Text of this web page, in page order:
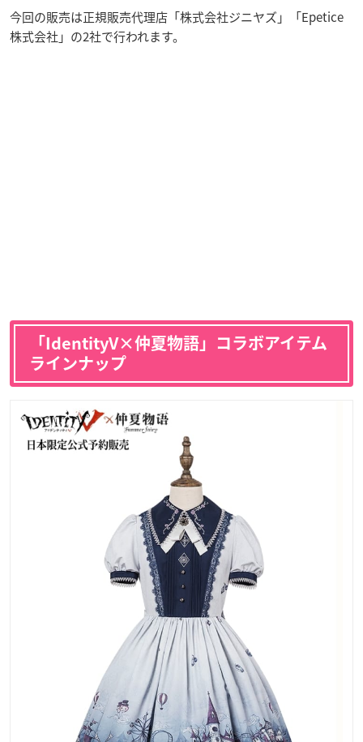
今回の販売は正規販売代理店「株式会社ジニヤズ」「Epetice
株式会社」の2社で行われます。
「IdentityV×仲夏物語」コラボアイテム
ラインナップ